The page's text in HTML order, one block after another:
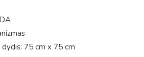
75 cm x 75 cm